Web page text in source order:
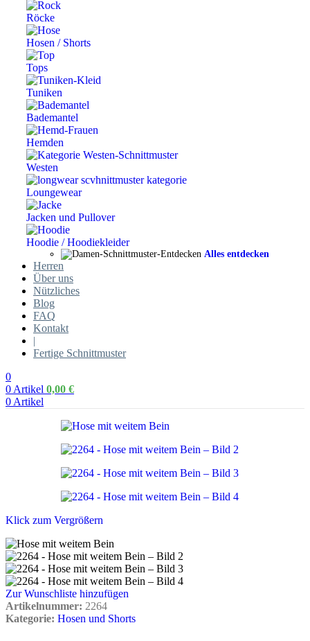
Röcke
Hosen / Shorts
Tops
Tuniken
Bademantel
Hemden
Westen
Loungewear
Jacken und Pullover
Hoodie / Hoodiekleider
Alles entdecken
Herren
Über uns
Nützliches
Blog
FAQ
Kontakt
|
Fertige Schnittmuster
0
0 Artikel 0,00 €
0 Artikel
Klick zum Vergrößern
Zur Wunschliste hinzufügen
Artikelnummer: 2264
Kategorie: Hosen und Shorts